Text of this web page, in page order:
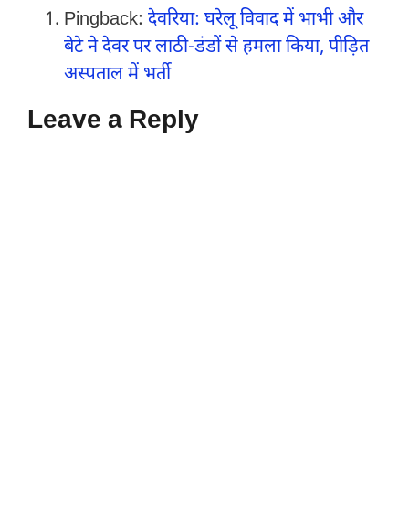
Pingback: देवरिया: घरेलू विवाद में भाभी और
बेटे ने देवर पर लाठी-डंडों से हमला किया, पीड़ित
अस्पताल में भर्ती
Leave a Reply